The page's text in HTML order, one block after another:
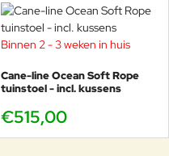
Binnen 2 - 3 weken in huis
Cane-line Ocean Soft Rope
tuinstoel - incl. kussens
€515,00